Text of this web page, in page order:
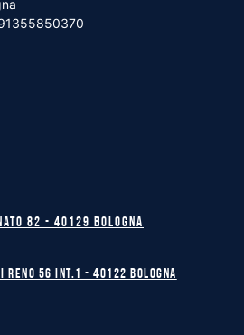
82 - 40129 BOLOGNA
56 int.1 - 40122 BOLOGNA